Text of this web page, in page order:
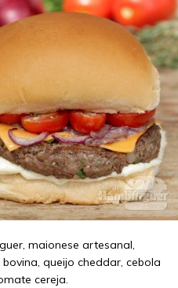
maionese artesanal,
queijo cheddar, cebola
cereja.